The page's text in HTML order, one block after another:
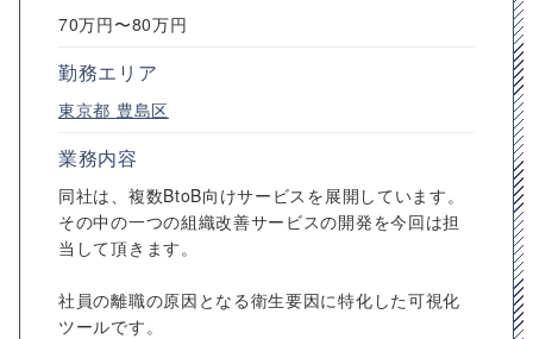
70万円〜80万円
勤務エリア
東京都 豊島区
業務内容
同社は、複数BtoB向けサービスを展開しています。
その中の一つの組織改善サービスの開発を今回は担
当して頂きます。
社員の離職の原因となる衛生要因に特化した可視化
ツールです。